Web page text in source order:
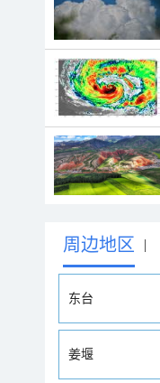
周边地区 |
东台
姜堰